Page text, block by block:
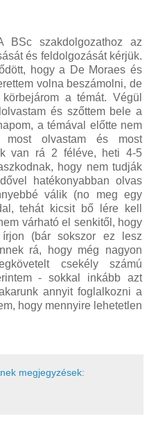
BSc szakdolgozathoz az
és feldolgozását kérjük.
hogy a De Moraes és
volna beszámolni, de
a témát. Végül
és szőttem bele a
a témával előtte nem
most olvastam és most
van rá 2 féléve, heti 4-5
hogy nem tudják
hatékonyabban olvas
válik (no meg egy
tehát kicsit bő lére kell
várható el senkitől, hogy
(bár sokszor ez lesz
rá, hogy még nagyon
csekély számú
- sokkal inkább azt
annyit foglalkozni a
hogy mennyire lehetetlen
megjegyzések: